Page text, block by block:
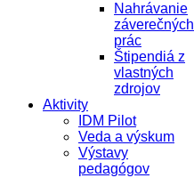
Nahrávanie
záverečných
prác
Štipendiá z
vlastných
zdrojov
Aktivity
IDM Pilot
Veda a výskum
Výstavy
pedagógov